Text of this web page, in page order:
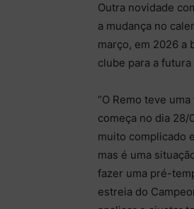
Outra novidade
a mudança no
março, em 2026 a
clube para a
“O Remo teve
começa no dia 28/
muito complicado
mas é uma
fazer uma pré-
estreia do